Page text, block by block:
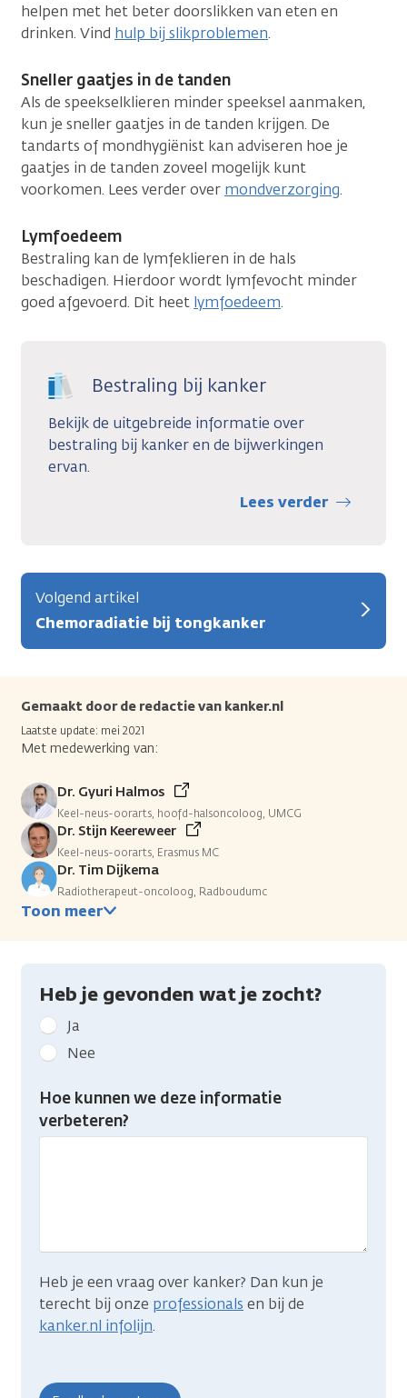
helpen met het beter doorslikken van eten en
drinken. Vind hulp bij slikproblemen.
Sneller gaatjes in de tanden
Als de speekselklieren minder speeksel aanmaken,
kun je sneller gaatjes in de tanden krijgen. De
tandarts of mondhygiënist kan adviseren hoe je
gaatjes in de tanden zoveel mogelijk kunt
voorkomen. Lees verder over mondverzorging.
Lymfoedeem
Bestraling kan de lymfeklieren in de hals
beschadigen. Hierdoor wordt lymfevocht minder
goed afgevoerd. Dit heet lymfoedeem.
Bestraling bij kanker
Bekijk de uitgebreide informatie over
bestraling bij kanker en de bijwerkingen
ervan.
Lees verder
Volgend artikel
Chemoradiatie bij tongkanker
Gemaakt door de redactie van kanker.nl
Laatste update: mei 2021
Met medewerking van:
Dr. Gyuri Halmos
Keel-neus-oorarts, hoofd-halsoncoloog, UMCG
Dr. Stijn Keereweer
Keel-neus-oorarts, Erasmus MC
Dr. Tim Dijkema
Radiotherapeut-oncoloog, Radboudumc
Toon meer
Heb je gevonden wat je zocht?
Geef
kanker.nl
feedback:
Heb
gevonden
Ja
Nee
Hoe kunnen we deze informatie
verbeteren?
Heb je een vraag over kanker? Dan kun je
terecht bij onze professionals en bij de
kanker.nl infolijn.